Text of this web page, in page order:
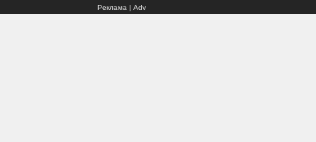
Реклама | Adv